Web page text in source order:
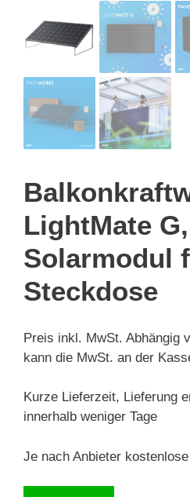
LightMate
Solarmodul
Steckdose
Preis inkl. MwSt. Abhängig
kann die MwSt. an der
Kurze Lieferzeit, Lieferung
innerhalb weniger Tage
Je nach Anbieter